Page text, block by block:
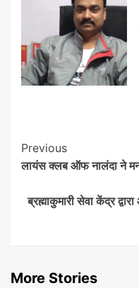
Post
Navigation
Previous
लायंस क्लब ऑफ नालंदा ने
ब्रह्माकुमारी सेवा केंद्र
More Stories